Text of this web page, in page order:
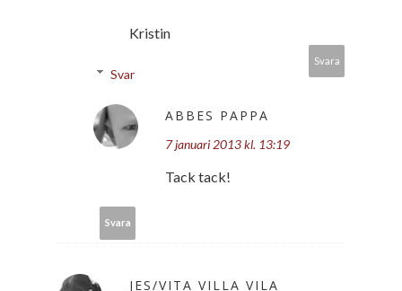
Kristin
Svara
Svar
ABBES PAPPA
7 januari 2013 kl. 13:19
Tack tack!
Svara
JES/VITA VILLA VILA